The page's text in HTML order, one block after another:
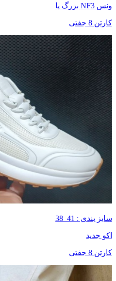
ونس NF3 بزرگ پا
کارتن 8 جفتی
سایز بندی : 41_38
اکو جدید
کارتن 8 جفتی